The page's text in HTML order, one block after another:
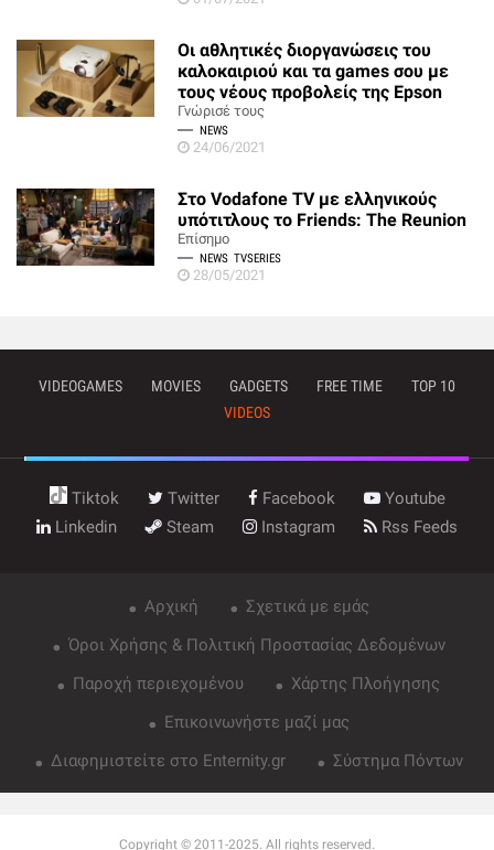
Οι αθλητικές διοργανώσεις του
καλοκαιριού και τα games σου με
τους νέους προβολείς της Epson
Γνώρισέ τους
NEWS
24/06/2021
Στο Vodafone TV με ελληνικούς
υπότιτλους το Friends: The Reunion
Επίσημο
NEWS TVSERIES
28/05/2021
VIDEOGAMES MOVIES GADGETS FREE TIME
TOP 10
VIDEOS
Tiktok Twitter Facebook
Youtube
Linkedin
Steam Instagram Rss Feeds
Αρχική
Σχετικά με εμάς
Όροι Χρήσης & Πολιτική Προστασίας Δεδομένων
Παροχή περιεχομένου
Χάρτης Πλοήγησης
Επικοινωνήστε μαζί μας
Διαφημιστείτε στο Enternity.gr
Σύστημα Πόντων
Copyright © 2011-2025. All rights reserved.